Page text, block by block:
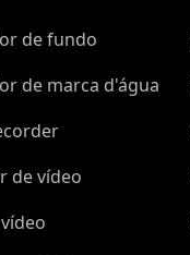
de fundo
de marca d'água
de vídeo